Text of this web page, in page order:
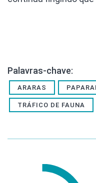
Palavras-chave:
ARARAS
TRÁFICO DE FAUNA